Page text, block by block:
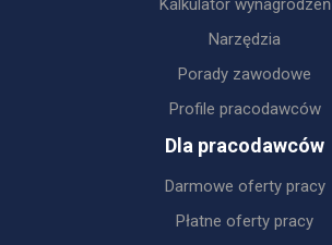
Kalkulator wynagrodzeń
Narzędzia
Porady zawodowe
Profile pracodawców
Dla pracodawców
Darmowe oferty pracy
Płatne oferty pracy